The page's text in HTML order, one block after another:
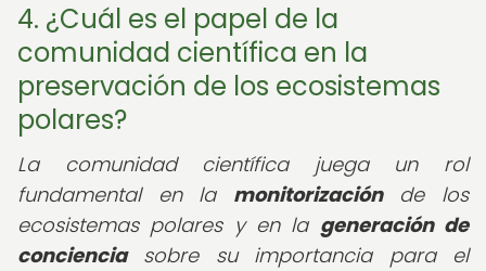
4. ¿Cuál es el papel de la
comunidad científica en la
preservación de los ecosistemas
polares?
La comunidad científica juega un rol
fundamental en la monitorizaciónde los
ecosistemas polares y en la generación de
concienciasobre su importancia para el